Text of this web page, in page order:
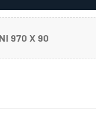
970 X 90